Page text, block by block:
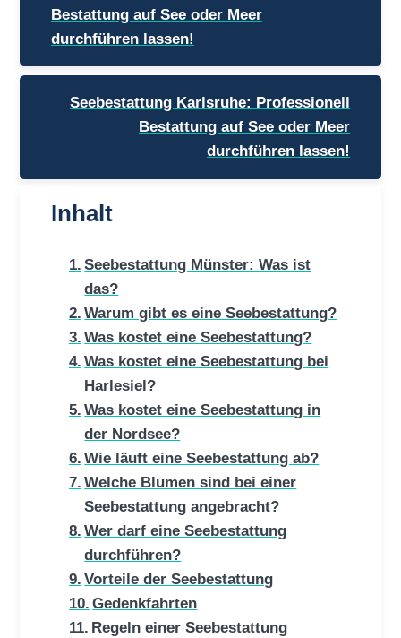
Bestattung auf See oder Meer
durchführen lassen!
Seebestattung Karlsruhe: Professionell
Bestattung auf See oder Meer
durchführen lassen!
Inhalt
Seebestattung Münster: Was ist
das?
Warum gibt es eine Seebestattung?
Was kostet eine Seebestattung?
Was kostet eine Seebestattung bei
Harlesiel?
Was kostet eine Seebestattung in
der Nordsee?
Wie läuft eine Seebestattung ab?
Welche Blumen sind bei einer
Seebestattung angebracht?
Wer darf eine Seebestattung
durchführen?
Vorteile der Seebestattung
Gedenkfahrten
Regeln einer Seebestattung